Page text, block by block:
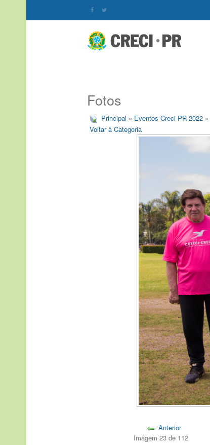
Fotos
Principal » Eventos Creci-PR 2022 »
Voltar à Categoria
Anterior
Imagem 23 de 112